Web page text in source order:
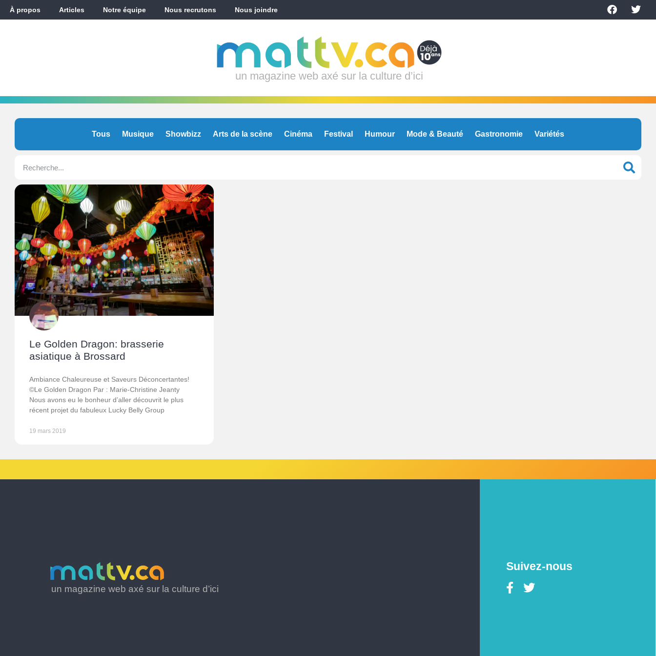
À propos Articles Notre équipe Nous recrutons Nous joindre
un magazine web axé sur la culture d’ici
Tous Musique Showbizz Arts de la scène Cinéma Festival Humour Mode & Beauté Gastronomie Variétés
Le Golden Dragon: brasserie
asiatique à Brossard
Ambiance Chaleureuse et Saveurs Déconcertantes!
©Le Golden Dragon Par : Marie-Christine Jeanty
Nous avons eu le bonheur d’aller découvrit le plus
récent projet du fabuleux Lucky Belly Group
19 mars 2019
un magazine web axé sur la culture d’ici
Suivez-nous